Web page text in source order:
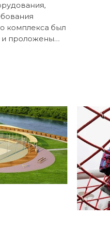
комплекса был
и проложены